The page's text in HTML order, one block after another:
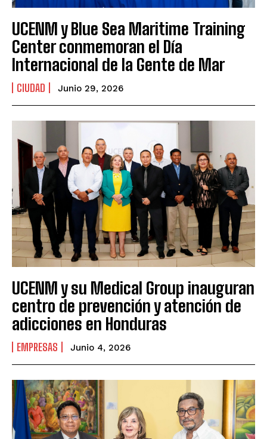
UCENM y Blue Sea Maritime Training
Center conmemoran el Día
Internacional de la Gente de Mar
CIUDAD Junio 29, 2026
UCENM y su Medical Group inauguran
centro de prevención y atención de
adicciones en Honduras
EMPRESAS Junio 4, 2026